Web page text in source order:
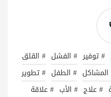
# توفير # الفشل # القلق
# الطفل # تطوير
# علاج # الأب # علاقة